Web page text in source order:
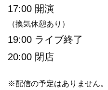
ラ
(
毎
第
17:00 開演
（換気休憩あり）
19:00 ライブ終了
20:00 閉店
※配信の予定はありません。